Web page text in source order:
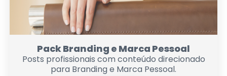
Pack Branding e Marca Pessoal
Posts profissionais com conteúdo direcionado
para Branding e Marca Pessoal.